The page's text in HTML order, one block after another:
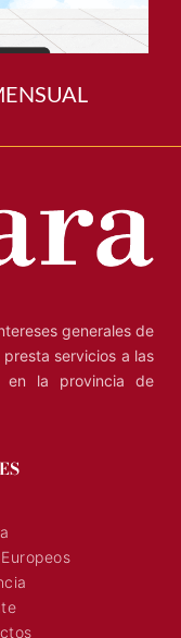
generales de
servicios a las
en la provincia de